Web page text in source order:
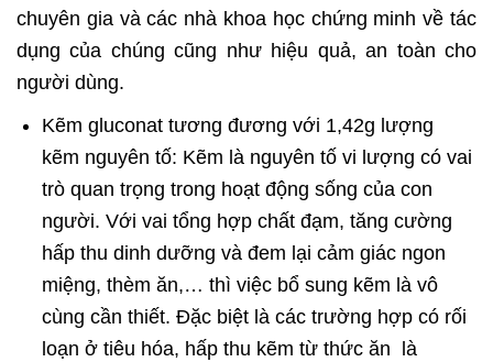
chuyên gia và các nhà khoa học chứng minh về tác
dụng của chúng cũng như hiệu quả, an toàn cho
người dùng.
Kẽm gluconat tương đương với 1,42g lượng
kẽm nguyên tố: Kẽm là nguyên tố vi lượng có vai
trò quan trọng trong hoạt động sống của con
người. Với vai tổng hợp chất đạm, tăng cường
hấp thu dinh dưỡng và đem lại cảm giác ngon
miệng, thèm ăn,… thì việc bổ sung kẽm là vô
cùng cần thiết. Đặc biệt là các trường hợp có rối
loạn ở tiêu hóa, hấp thu kẽm từ thức ăn là